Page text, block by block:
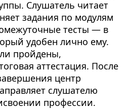
Слушатель читает
задания по модулям
тесты — в
удобен лично ему.
пройдены,
аттестация. После
центр
слушателю
профессии.